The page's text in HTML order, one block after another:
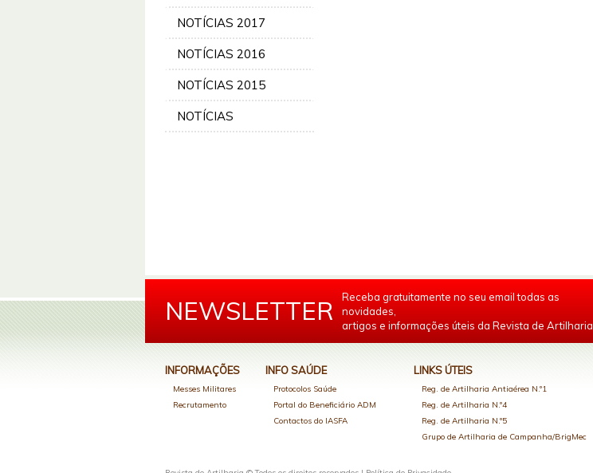
NOTÍCIAS 2017
NOTÍCIAS 2016
NOTÍCIAS 2015
NOTÍCIAS
NEWSLETTER
Receba gratuitamente no seu email todas as
novidades,
artigos e informações úteis da Revista de Artilharia.
INFORMAÇÕES
Messes Militares
Recrutamento
INFO SAÚDE
Protocolos Saúde
Portal do Beneficiário ADM
Contactos do IASFA
LINKS ÚTEIS
Reg. de Artilharia Antiaérea N.º1
Reg. de Artilharia N.º4
Reg. de Artilharia N.º5
Grupo de Artilharia de Campanha/BrigMec